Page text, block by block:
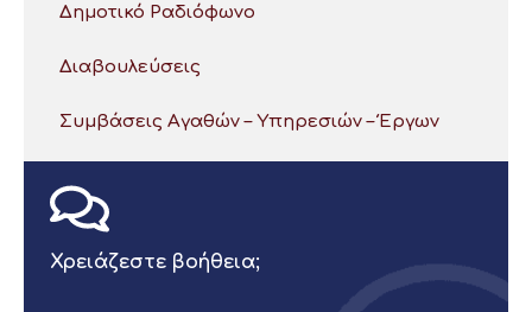
Δημοτικό Ραδιόφωνο
Διαβουλεύσεις
Συμβάσεις Αγαθών – Υπηρεσιών – Έργων
Χρειάζεστε βοήθεια;